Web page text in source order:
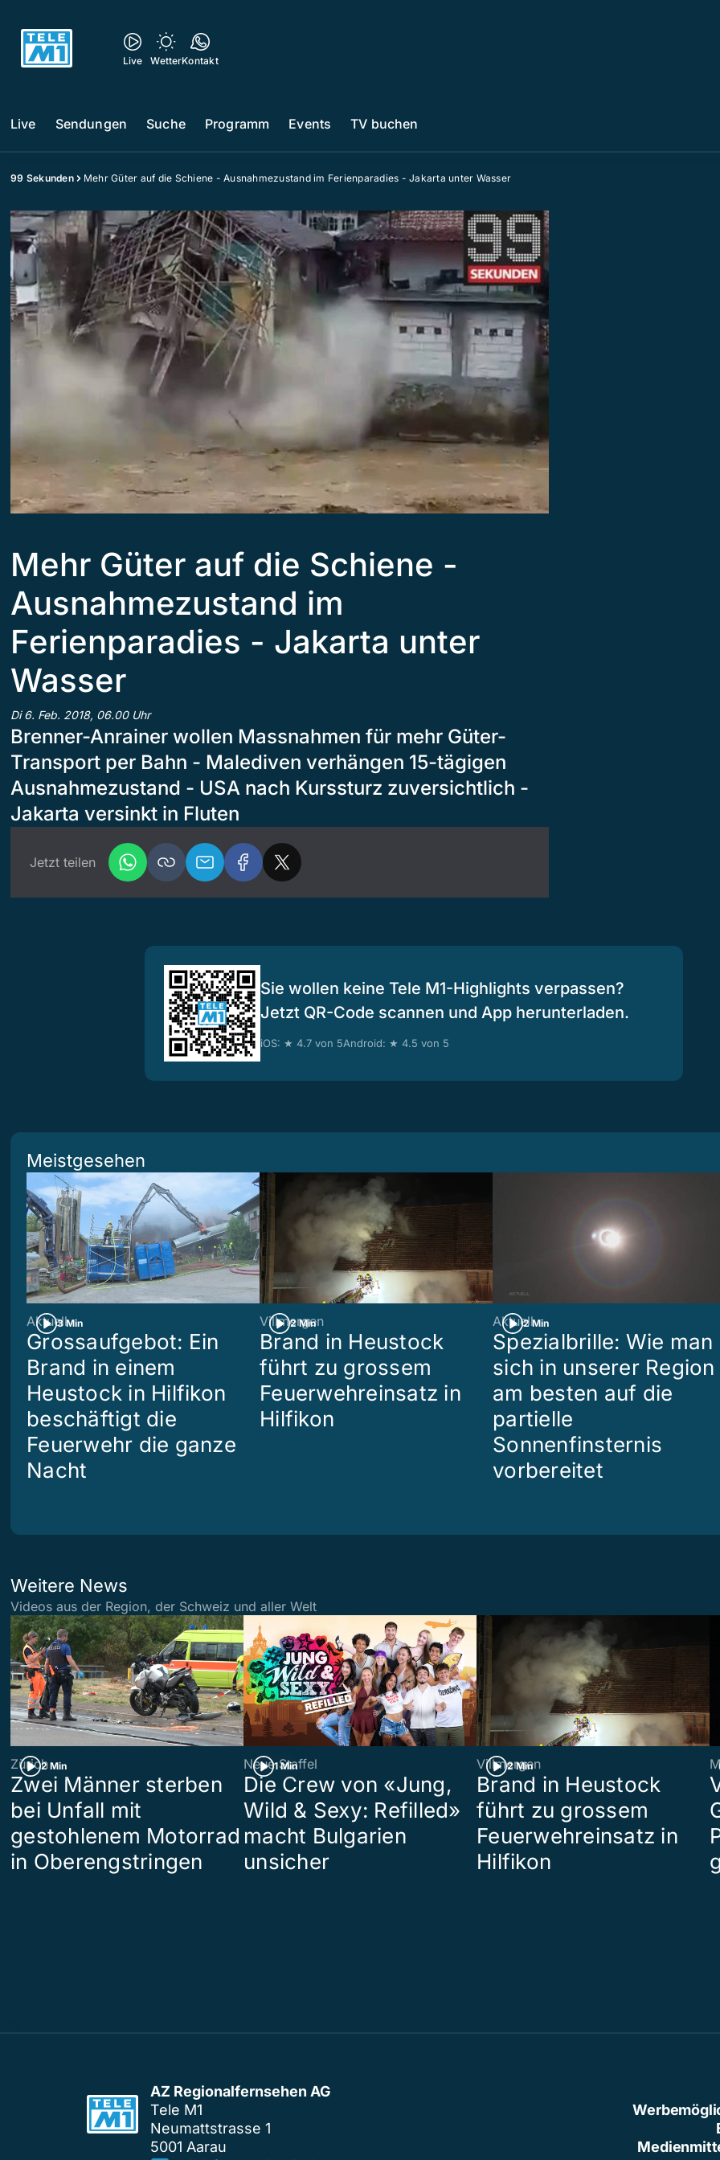
Live WetterKontakt
Live Sendungen Suche Programm Events TV buchen
99 Sekunden Mehr Güter auf die Schiene - Ausnahmezustand im Ferienparadies - Jakarta unter Wasser
Mehr Güter auf die Schiene -
Ausnahmezustand im
Ferienparadies - Jakarta unter
Wasser
Di 6. Feb. 2018, 06.00 Uhr
Brenner-Anrainer wollen Massnahmen für mehr Güter-
Transport per Bahn - Malediven verhängen 15-tägigen
Ausnahmezustand - USA nach Kurssturz zuversichtlich -
Jakarta versinkt in Fluten
Jetzt teilen
Sie wollen keine Tele M1-Highlights verpassen?
Jetzt QR-Code scannen und App herunterladen.
iOS: ★ 4.7 von 5Android: ★ 4.5 von 5
Meistgesehen
3 Min
Aktuell
Grossaufgebot: Ein
Brand in einem
Heustock in Hilfikon
beschäftigt die
Feuerwehr die ganze
Nacht
2 Min
Villmergen
Brand in Heustock
führt zu grossem
Feuerwehreinsatz in
Hilfikon
2 Min
Aktuell
Spezialbrille: Wie man
sich in unserer Region
am besten auf die
partielle
Sonnenfinsternis
vorbereitet
Weitere News
Videos aus der Region, der Schweiz und aller Welt
2 Min
Zürich
Zwei Männer sterben
bei Unfall mit
gestohlenem Motorrad
in Oberengstringen
1 Min
Neue Staffel
Die Crew von «Jung,
Wild & Sexy: Refilled»
macht Bulgarien
unsicher
2 Min
Villmergen
Brand in Heustock
führt zu grossem
Feuerwehreinsatz in
Hilfikon
AZ Regionalfernsehen AG
Tele M1
Neumattstrasse 1
5001 Aarau